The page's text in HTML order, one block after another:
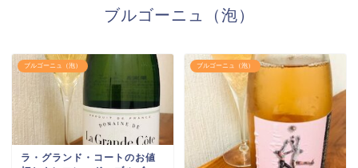
ブルゴーニュ（泡）
ブルゴーニュ（泡）
ラ・グランド・コートのお値
ブルゴーニュ（泡）